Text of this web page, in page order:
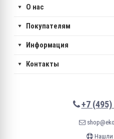
О нас
Покупателям
Информация
Контакты
+7
Нашли